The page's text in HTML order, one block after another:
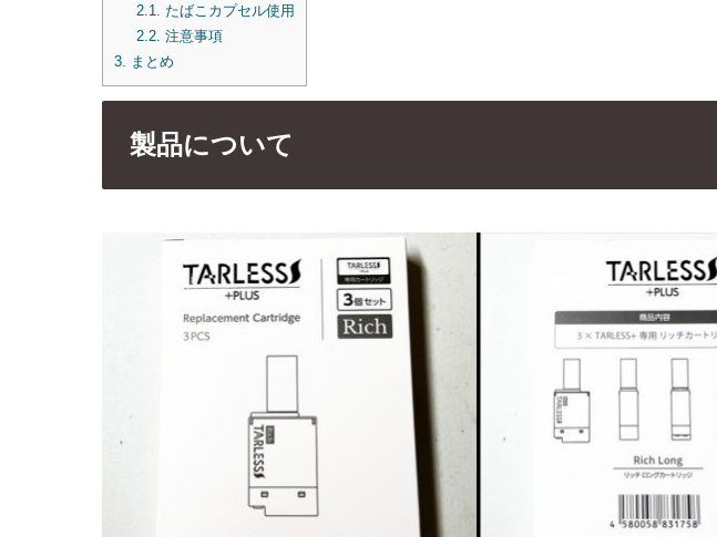
2.1.
たばこカプセル使用
2.2. 注意事項
3.
まとめ
製品について